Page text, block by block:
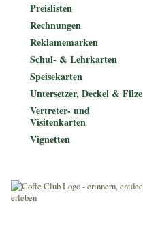
Preislisten
Rechnungen
Reklamemarken
Schul- & Lehrkarten
Speisekarten
Untersetzer, Deckel & Filze
Vertreter- und
Visitenkarten
Vignetten